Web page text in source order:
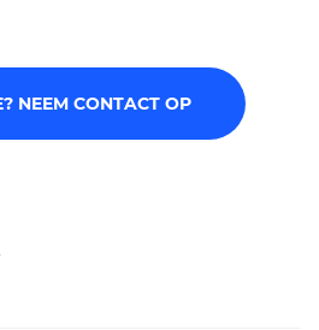
NEEM CONTACT OP